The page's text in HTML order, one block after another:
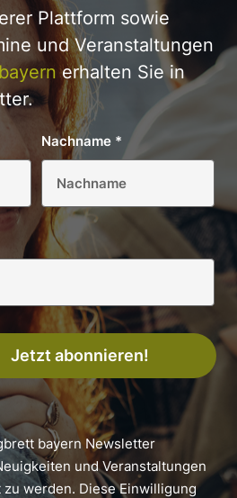
Plattform sowie
und Veranstaltungen
erhalten Sie in
Nachname *
Jetzt abonnieren!
bayern Newsletter
und Veranstaltungen
werden. Diese Einwilligung